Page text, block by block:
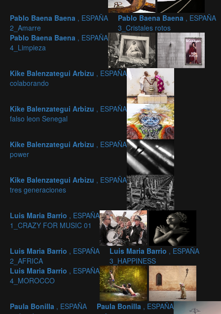
Pablo Baena Baena , ESPAÑA
2_Amarre
Pablo Baena Baena , ESPAÑA
3_Cristales rotos
Pablo Baena Baena , ESPAÑA
4_Limpieza
Kike Balenzategui Arbizu , ESPAÑA
colaborando
Kike Balenzategui Arbizu , ESPAÑA
falso leon Senegal
Kike Balenzategui Arbizu , ESPAÑA
power
Kike Balenzategui Arbizu , ESPAÑA
tres generaciones
Luis Maria Barrio , ESPAÑA
1_CRAZY FOR MUSIC 01
Luis Maria Barrio , ESPAÑA
2_AFRICA
Luis Maria Barrio , ESPAÑA
3_HAPPINESS
Luis Maria Barrio , ESPAÑA
4_MOROCCO
Paula Bonilla , ESPAÑA
Paula Bonilla , ESPAÑA